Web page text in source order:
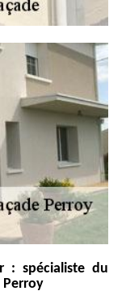
: spécialiste du